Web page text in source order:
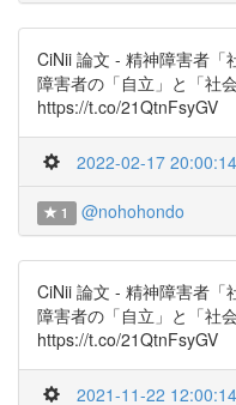
CiNii 論文 - 精神障害者
障害者の「自立」と「社
https://t.co/21QtnFsyGV
2022-02-17 20:00:14
1 @nohohondo
CiNii 論文 - 精神障害者
障害者の「自立」と「社
https://t.co/21QtnFsyGV
2021-11-22 12:00:14